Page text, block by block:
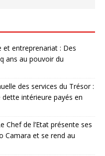
entreprenariat : Des
ans au pouvoir du
des services du Trésor :
dette intérieure payés en
Chef de l’Etat présente ses
Camara et se rend au